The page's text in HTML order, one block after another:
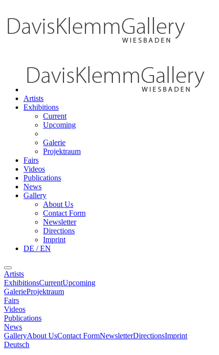
Artists
Exhibitions
Current
Upcoming
Galerie
Projektraum
Fairs
Videos
Publications
News
Gallery
About Us
Contact Form
Newsletter
Directions
Imprint
DE / EN
Artists
ExhibitionsCurrentUpcoming
GalerieProjektraum
Fairs
Videos
Publications
News
GalleryAbout UsContact FormNewsletterDirectionsImprint
Deutsch